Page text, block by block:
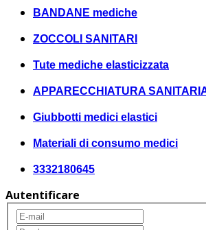
BANDANE mediche
ZOCCOLI SANITARI
Tute mediche elasticizzata
APPARECCHIATURA
Giubbotti medici elastici
Materiali di consumo medici
3332180645
Autentificare